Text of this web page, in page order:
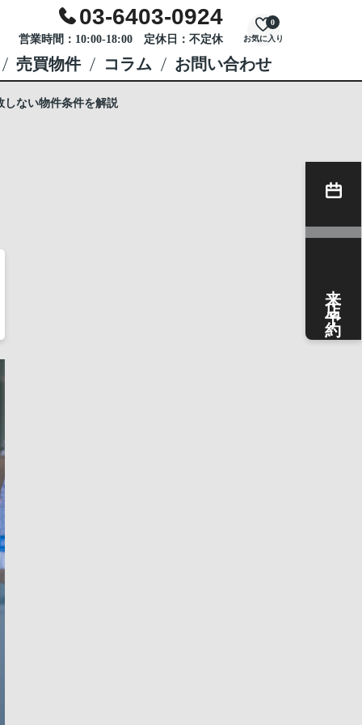
03-6403-0924
営業時間：10:00-18:00 定休日：不定休 お気に入り
0
売買物件 コラム お問い合わせ
しない物件条件を解説
来店予約